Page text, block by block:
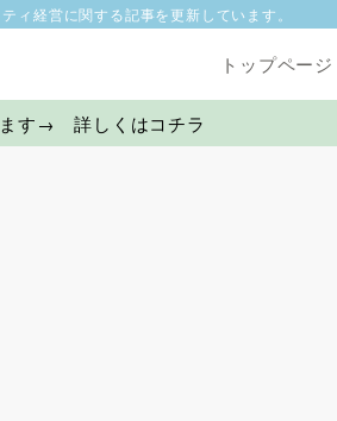
ィ経営に関する記事を更新しています。
トップページ
ます→ 詳しくはコチラ